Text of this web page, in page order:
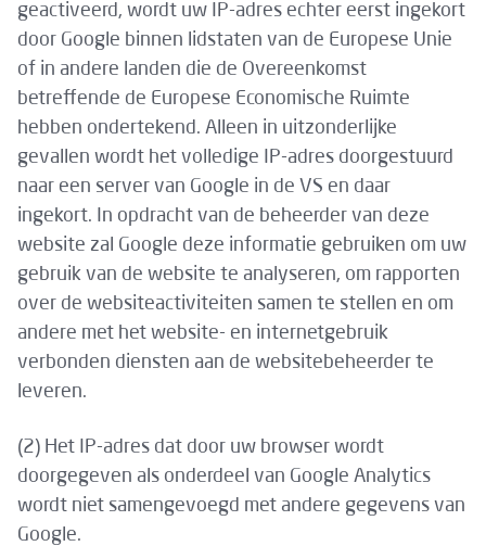
geactiveerd, wordt uw IP-adres echter eerst ingekort
door Google binnen lidstaten van de Europese Unie
of in andere landen die de Overeenkomst
betreffende de Europese Economische Ruimte
hebben ondertekend. Alleen in uitzonderlijke
gevallen wordt het volledige IP-adres doorgestuurd
naar een server van Google in de VS en daar
ingekort. In opdracht van de beheerder van deze
website zal Google deze informatie gebruiken om uw
gebruik van de website te analyseren, om rapporten
over de websiteactiviteiten samen te stellen en om
andere met het website- en internetgebruik
verbonden diensten aan de websitebeheerder te
leveren.
(2) Het IP-adres dat door uw browser wordt
doorgegeven als onderdeel van Google Analytics
wordt niet samengevoegd met andere gegevens van
Google.